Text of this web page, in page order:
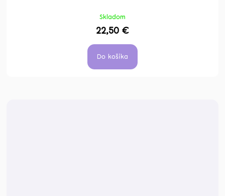
Skladom
22,50 €
Do košíka